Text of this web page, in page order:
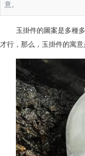
意。
玉掛件的圖案是多種多
才行，那么， 玉掛件的寓意